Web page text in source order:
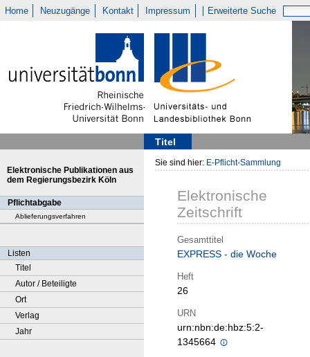
Home Neuzugänge Kontakt Impressum Erweiterte Suche
Titel
Elektronische Publikationen aus
dem Regierungsbezirk Köln
Pflichtabgabe
Ablieferungsverfahren
Listen
Titel
Autor / Beteiligte
Ort
Verlag
Jahr
Sie sind hier: E-Pflicht-Sammlung
Elektronische
Zeitschrift
Gesamttitel
EXPRESS - die Woche
Heft
26
URN
urn:nbn:de:hbz:5:2-
1345664